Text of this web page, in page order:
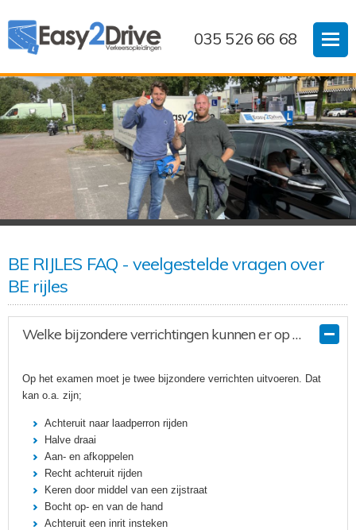
035 526 66 68
BE RIJLES FAQ - veelgestelde vragen over
BE rijles
Welke bijzondere verrichtingen kunnen er op het examen gevraagd worden?
Op het examen moet je twee bijzondere verrichten uitvoeren. Dat
kan o.a. zijn;
Achteruit naar laadperron rijden
Halve draai
Aan- en afkoppelen
Recht achteruit rijden
Keren door middel van een zijstraat
Bocht op- en van de hand
Achteruit een inrit insteken